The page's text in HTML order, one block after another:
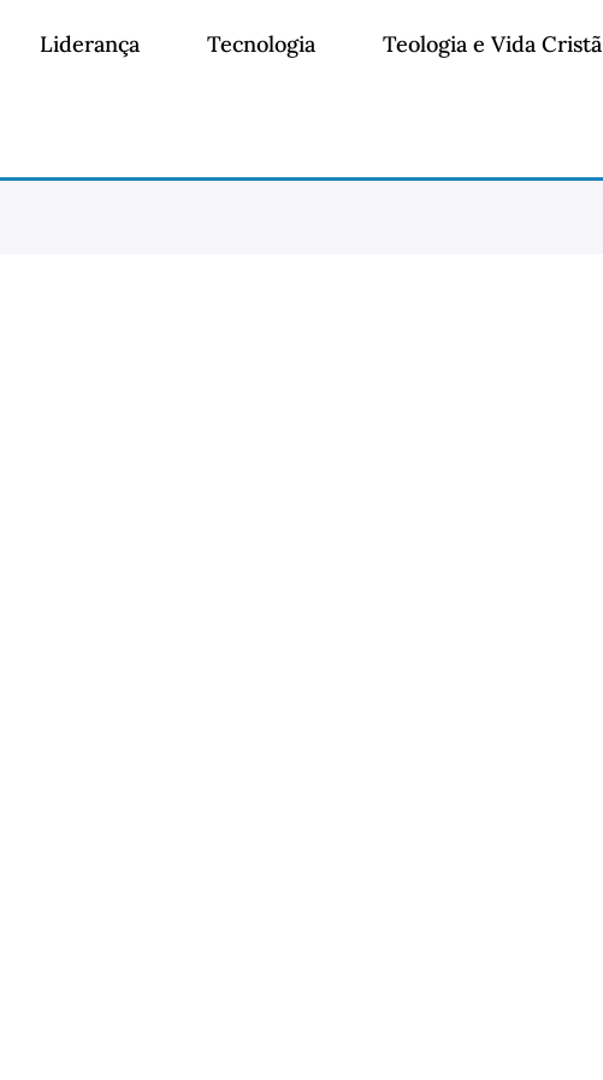
Liderança Tecnologia Teologia e Vida Cristã